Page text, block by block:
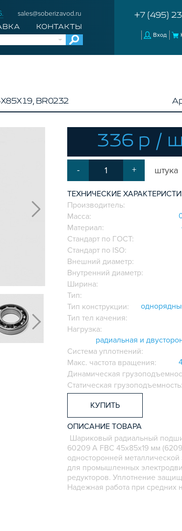
sales@soberizavod.ru
КОНТАКТЫ
+7 (495)
Вход
BR0232
336 р /
- + штука
ТЕХНИЧЕСКИЕ
Производитель:
Масса:
Материал:
Стандарт по ГОСТ:
Стандарт по ISO:
Внешний диаметр:
Внутренний диаметр:
Ширина:
Тип:
Тип конструкции:
Тип тел качения:
Нагрузка:
радиальная и
Система уплотнений:
Макс. частота вращения:
Динамическая
Статическая грузоподъемность:
КУПИТЬ
ОПИСАНИЕ ТОВАРА
Шариковый радиальный подшипник
60209 А FBC 45х85х19 мм
односторонней металлической
для промышленных
редукторов. Уплотнение
Надежная работа при средних